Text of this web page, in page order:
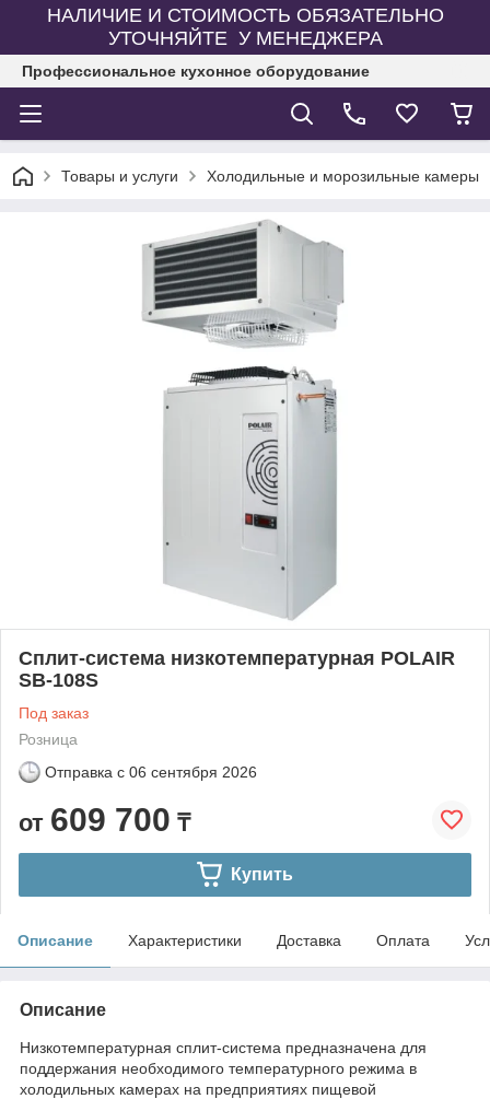
НАЛИЧИЕ И СТОИМОСТЬ ОБЯЗАТЕЛЬНО
УТОЧНЯЙТЕ У МЕНЕДЖЕРА
Профессиональное кухонное оборудование
Товары и услуги Холодильные и морозильные камеры
Сплит-система низкотемпературная POLAIR
SB-108S
Под заказ
Розница
Отправка с 06 сентября 2026
от 609 700 ₸
Купить
Описание Характеристики Доставка Оплата
Описание
Низкотемпературная сплит-система предназначена для
поддержания необходимого температурного режима в
холодильных камерах на предприятиях пищевой